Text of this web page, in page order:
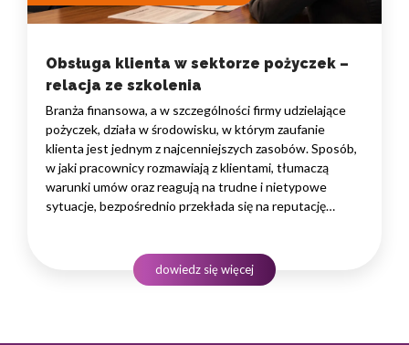
Obsługa klienta w sektorze pożyczek –
relacja ze szkolenia
Branża finansowa, a w szczególności firmy udzielające
pożyczek, działa w środowisku, w którym zaufanie
klienta jest jednym z najcenniejszych zasobów. Sposób,
w jaki pracownicy rozmawiają z klientami, tłumaczą
warunki umów oraz reagują na trudne i nietypowe
sytuacje, bezpośrednio przekłada się na reputację
produktowej, lecz także rozwiniętych kompetencji
komunikacyjnych, empatii…
dowiedz się więcej